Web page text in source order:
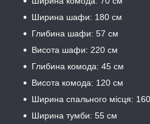
Ширина шафи: 180 см
Глибина шафи: 57 см
Висота шафи: 220 см
Глибина комода: 45 см
Висота комода: 120 см
Ширина спального місця:
Ширина тумби: 55 см